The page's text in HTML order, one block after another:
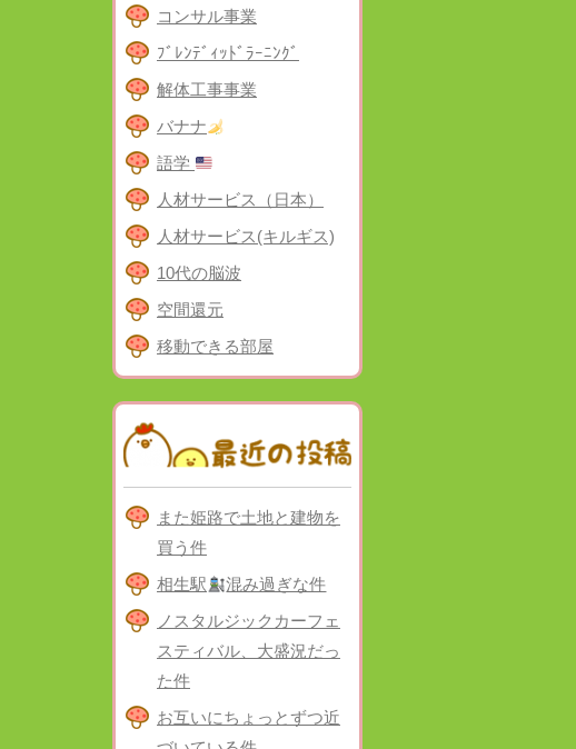
コンサル事業
ﾌﾞﾚﾝﾃﾞｨｯﾄﾞﾗｰﾆﾝｸﾞ
解体工事事業
バナナ
語学
人材サービス（日本）
人材サービス(キルギス)
10代の脳波
空間還元
移動できる部屋
また姫路で土地と建物を
買う件
相生駅
混み過ぎな件
ノスタルジックカーフェ
スティバル、大盛況だっ
た件
お互いにちょっとずつ近